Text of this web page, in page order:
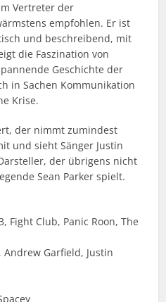
Vertreter der
empfohlen. Er ist
und beschreibend, mit
die Faszination von
Geschichte der
in Sachen Kommunikation
Krise.
der nimmt zumindest
und sieht Sänger Justin
der übrigens nicht
Sean Parker spielt.
Fight Club, Panic Roon, The
Andrew Garfield, Justin